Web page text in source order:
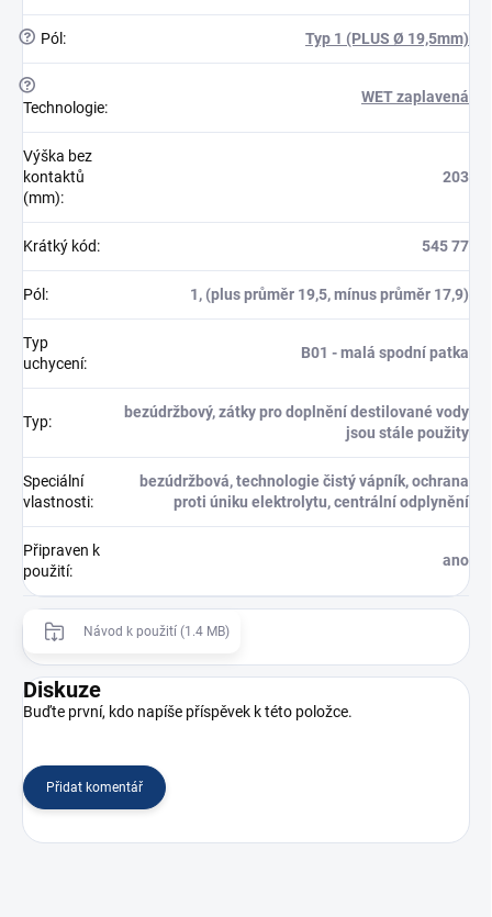
? Pól: Typ 1 (PLUS Ø 19,5mm)
?
Technologie:
WET zaplavená
Výška bez
kontaktů
(mm):
203
Krátký kód: 545 77
Pól: 1, (plus průměr 19,5, mínus průměr 17,9)
Typ
uchycení:
B01 - malá spodní patka
Typ:
bezúdržbový, zátky pro doplnění destilované vody
jsou stále použity
Speciální
vlastnosti:
bezúdržbová, technologie čistý vápník, ochrana
proti úniku elektrolytu, centrální odplynění
Připraven k
použití:
ano
Návod k použití (1.4 MB)
Diskuze
Buďte první, kdo napíše příspěvek k této položce.
Přidat komentář